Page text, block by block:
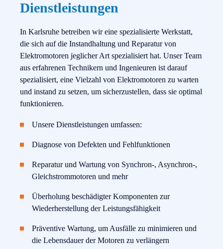
Dienstleistungen
In Karlsruhe betreiben wir eine spezialisierte Werkstatt,
die sich auf die Instandhaltung und Reparatur von
Elektromotoren jeglicher Art spezialisiert hat. Unser Team
aus erfahrenen Technikern und Ingenieuren ist darauf
spezialisiert, eine Vielzahl von Elektromotoren zu warten
und instand zu setzen, um sicherzustellen, dass sie optimal
funktionieren.
Unsere Dienstleistungen umfassen:
Diagnose von Defekten und Fehlfunktionen
Reparatur und Wartung von Synchron-, Asynchron-,
Gleichstrommotoren und mehr
Überholung beschädigter Komponenten zur
Wiederherstellung der Leistungsfähigkeit
Präventive Wartung, um Ausfälle zu minimieren und
die Lebensdauer der Motoren zu verlängern